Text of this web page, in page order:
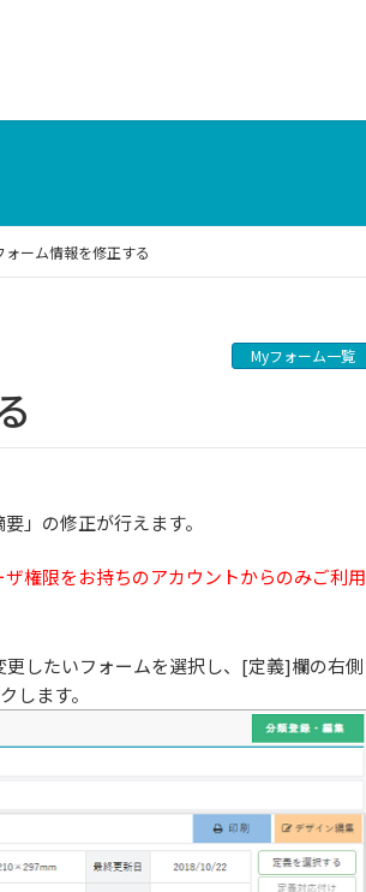
ォーム情報を修正する
Myフォーム一覧
」の修正が行えます。
権限をお持ちのアカウントからのみご利用
更したいフォームを選択し、[定義]欄の右側
します。